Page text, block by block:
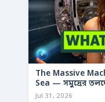
The Massive
Sea — সমুদ্রের
Jul 31, 2026